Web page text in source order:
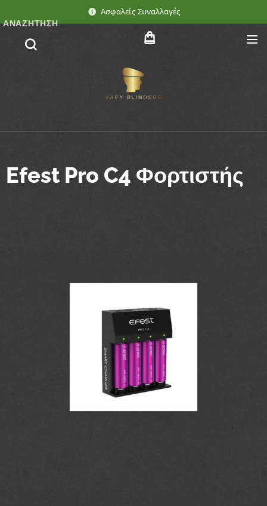
Ασφαλείς Συναλλαγές
ΑΝΑΖΉΤΗΣΗ
Efest Pro C4 Φορτιστής